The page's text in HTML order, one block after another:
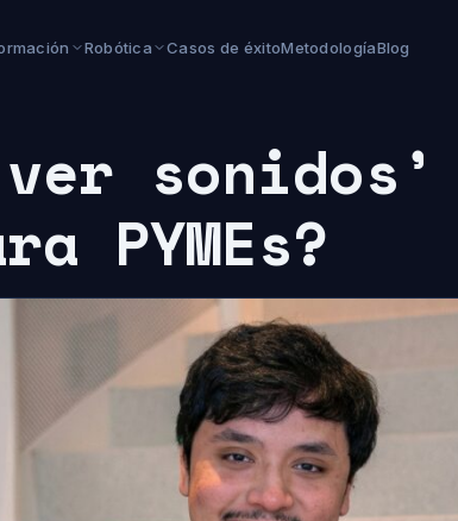
Robótica Casos de éxitoMetodologíaBlog
PYMEs?